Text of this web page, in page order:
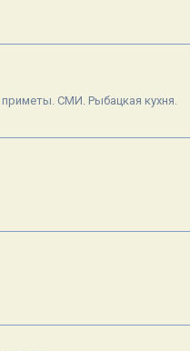
СМИ. Рыбацкая кухня.